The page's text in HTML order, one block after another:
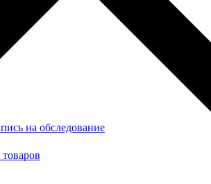
на обследование